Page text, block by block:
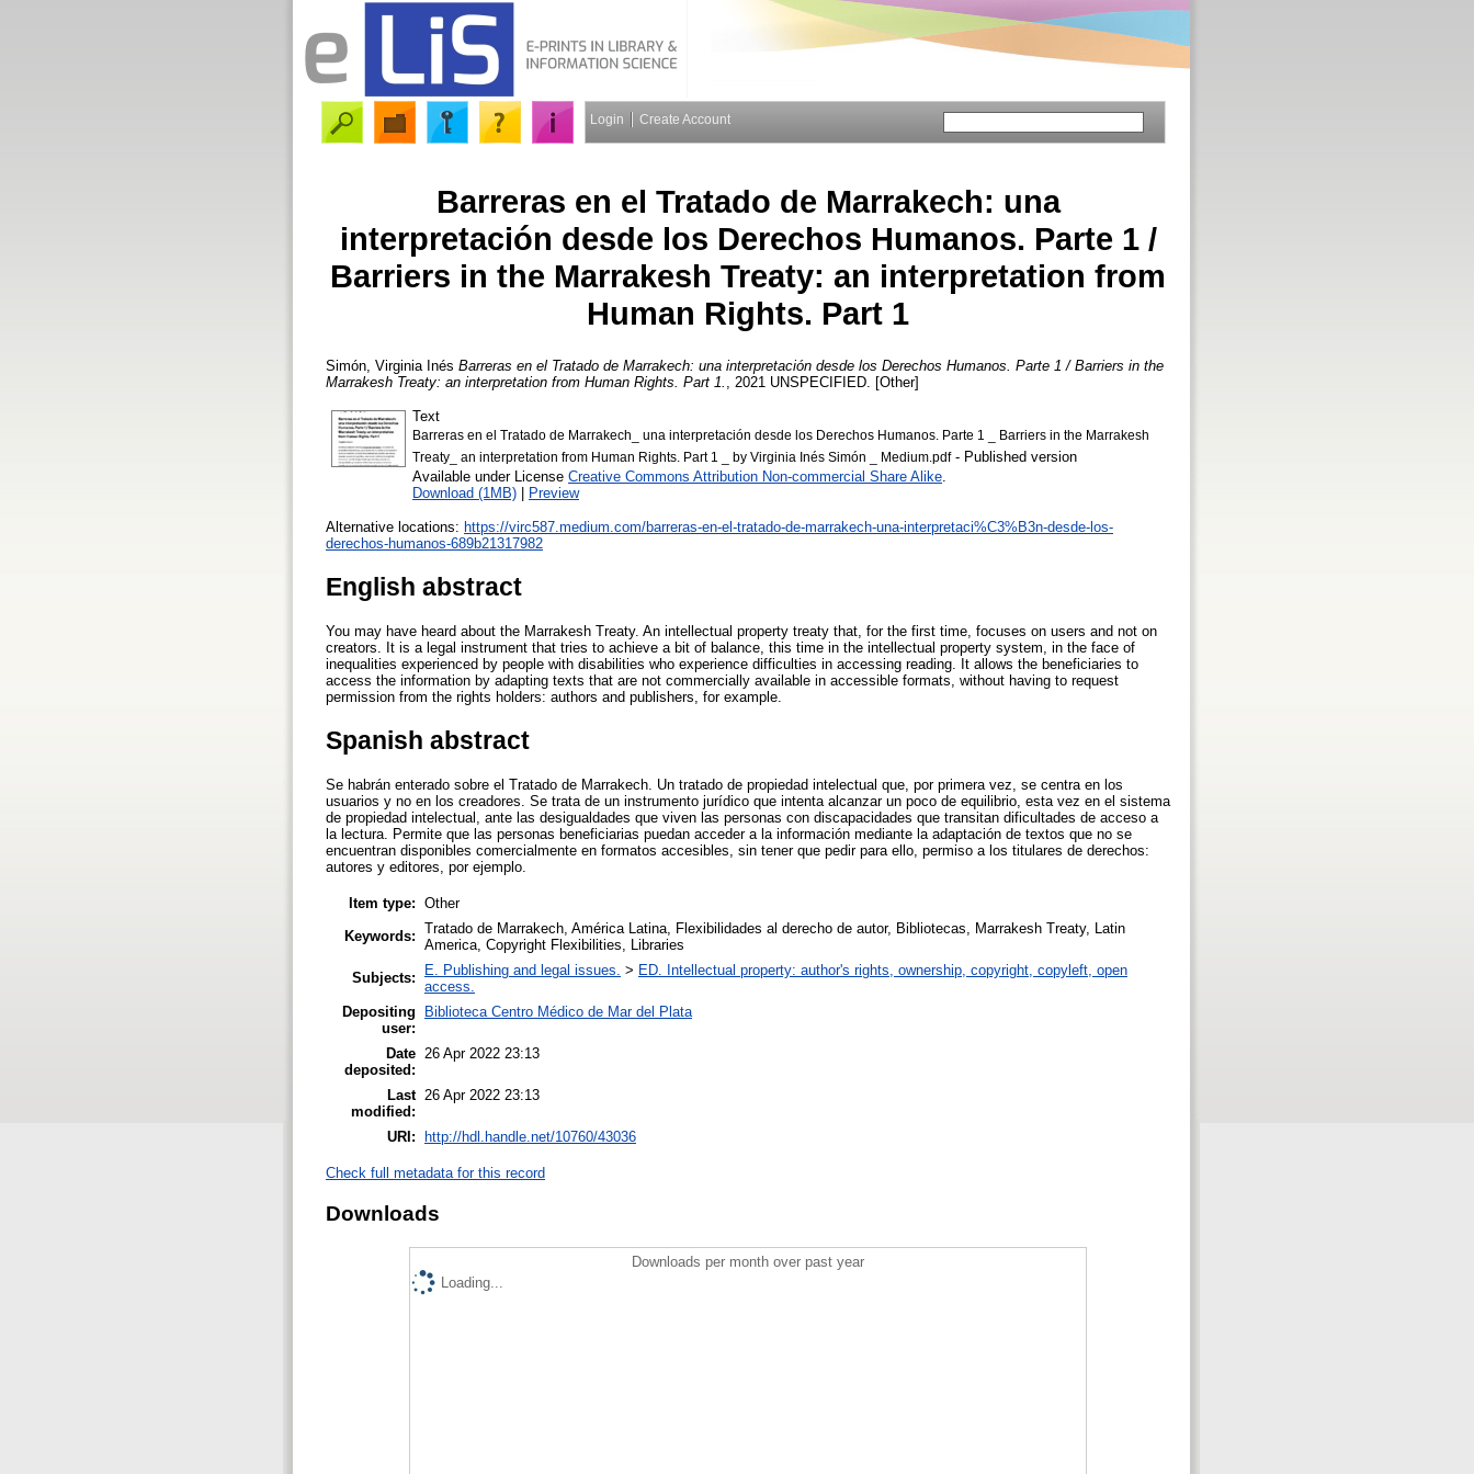
Login Create Account
Barreras en el Tratado de Marrakech: una
interpretación desde los Derechos Humanos. Parte 1 /
Barriers in the Marrakesh Treaty: an interpretation from
Human Rights. Part 1
Simón, Virginia Inés Barreras en el Tratado de Marrakech: una interpretación desde los Derechos Humanos. Parte 1 / Barriers in the
Marrakesh Treaty: an interpretation from Human Rights. Part 1.
, 2021 UNSPECIFIED. [Other]
Text
Barreras en el Tratado de Marrakech_ una interpretación desde los Derechos Humanos. Parte 1 _ Barriers in the Marrakesh
Treaty_ an interpretation from Human Rights. Part 1 _ by Virginia Inés Simón _ Medium.pdf- Published version
Available under License Creative Commons Attribution Non-commercial Share Alike
Download (1MB) | Preview
Alternative locations: https://virc587.medium.com/barreras-en-el-tratado-de-marrakech-una-interpretaci%C3%B3n-desde-los-
derechos-humanos-689b21317982
English abstract
You may have heard about the Marrakesh Treaty. An intellectual property treaty that, for the first time, focuses on users and not on
creators. It is a legal instrument that tries to achieve a bit of balance, this time in the intellectual property system, in the face of
inequalities experienced by people with disabilities who experience difficulties in accessing reading. It allows the beneficiaries to
access the information by adapting texts that are not commercially available in accessible formats, without having to request
permission from the rights holders: authors and publishers, for example.
Spanish abstract
Se habrán enterado sobre el Tratado de Marrakech. Un tratado de propiedad intelectual que, por primera vez, se centra en los
usuarios y no en los creadores. Se trata de un instrumento jurídico que intenta alcanzar un poco de equilibrio, esta vez en el sistema
de propiedad intelectual, ante las desigualdades que viven las personas con discapacidades que transitan dificultades de acceso a
la lectura. Permite que las personas beneficiarias puedan acceder a la información mediante la adaptación de textos que no se
encuentran disponibles comercialmente en formatos accesibles, sin tener que pedir para ello, permiso a los titulares de derechos:
autores y editores, por ejemplo.
Item type: Other
Keywords: Tratado de Marrakech, América Latina, Flexibilidades al derecho de autor, Bibliotecas, Marrakesh Treaty, Latin
America, Copyright Flexibilities, Libraries
Subjects:
E. Publishing and legal issues. > ED. Intellectual property: author's rights, ownership, copyright, copyleft, open
access.
Depositing
user:
Biblioteca Centro Médico de Mar del Plata
Date
deposited:
26 Apr 2022 23:13
Last
modified:
26 Apr 2022 23:13
URI: http://hdl.handle.net/10760/43036
Check full metadata for this record
Downloads
Downloads per month over past year
Loading...